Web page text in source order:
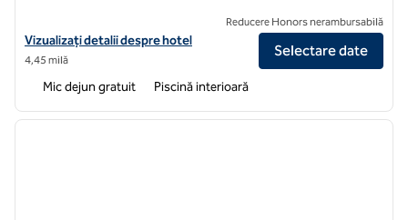
Vizualizați detaliile hotelului pentru Aeroportul BWI Homewood
Vizualizați detalii despre hotel
4,45 milă
Reducere Honors nerambursabilă
Selectare date
Mic dejun gratuit Piscină interioară
1 din 12